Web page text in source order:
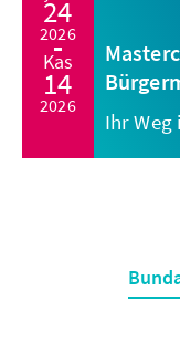
24
2026
Kas
14
2026
Ihr